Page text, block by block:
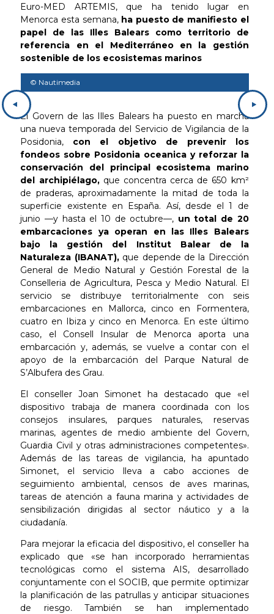
Euro-MED ARTEMIS, que ha tenido lugar en
Menorca esta semana, ha puesto de manifiesto el
papel de las Illes Balears como territorio de
referencia en el Mediterráneo en la gestión
sostenible de los ecosistemas marinos
© Nautimedia
El Govern de las Illes Balears ha puesto en marcha
una nueva temporada del Servicio de Vigilancia de la
Posidonia, con el objetivo de prevenir los
fondeos sobre Posidonia oceanica y reforzar la
conservación del principal ecosistema marino
del archipiélago,que concentra cerca de 650 km²
de praderas, aproximadamente la mitad de toda la
superficie existente en España. Así, desde el 1 de
junio —y hasta el 10 de octubre—, un total de 20
embarcaciones ya operan en las Illes Balears
bajo la gestión del Institut Balear de la
Naturaleza (IBANAT), que depende de la Dirección
General de Medio Natural y Gestión Forestal de la
Conselleria de Agricultura, Pesca y Medio Natural. El
servicio se distribuye territorialmente con seis
embarcaciones en Mallorca, cinco en Formentera,
cuatro en Ibiza y cinco en Menorca. En este último
caso, el Consell Insular de Menorca aporta una
embarcación y, además, se vuelve a contar con el
apoyo de la embarcación del Parque Natural de
S’Albufera des Grau.
El conseller Joan Simonet ha destacado que «el
dispositivo trabaja de manera coordinada con los
consejos insulares, parques naturales, reservas
marinas, agentes de medio ambiente del Govern,
Guardia Civil y otras administraciones competentes».
Además de las tareas de vigilancia, ha apuntado
Simonet, el servicio lleva a cabo acciones de
seguimiento ambiental, censos de aves marinas,
tareas de atención a fauna marina y actividades de
sensibilización dirigidas al sector náutico y a la
ciudadanía.
Para mejorar la eficacia del dispositivo, el conseller ha
explicado que «se han incorporado herramientas
tecnológicas como el sistema AIS, desarrollado
conjuntamente con el SOCIB, que permite optimizar
la planificación de las patrullas y anticipar situaciones
de riesgo. También se han implementado